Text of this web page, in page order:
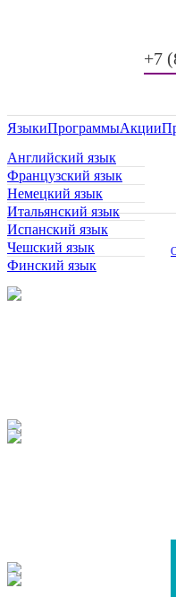
+7
ЯзыкиПрограммыАкции
Английский язык
Французский язык
Немецкий язык
Итальянский язык
Испанский язык
Чешский язык
Финский язык